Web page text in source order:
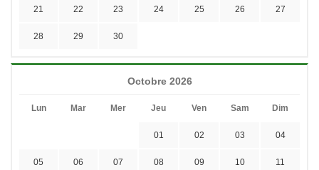
21 22 23 24 25 26 27
28 29 30
Octobre 2026
Lun Mar Mer Jeu Ven Sam Dim
01 02 03 04
05 06 07 08 09 10 11